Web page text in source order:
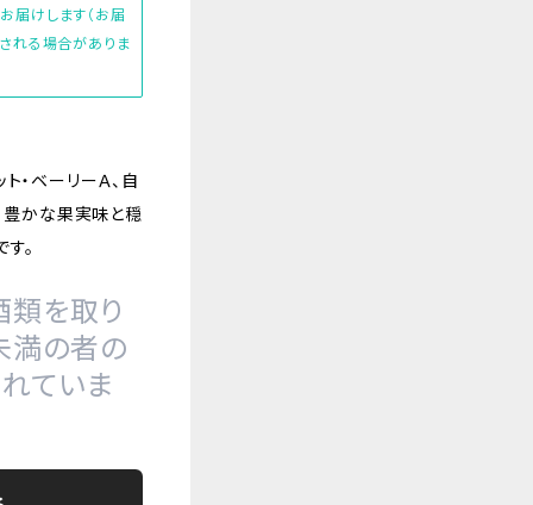
届けします（お届
れる場合がありま
・ベーリーＡ、自
豊かな果実味と穏
。
類を取り
満の者の
ていま